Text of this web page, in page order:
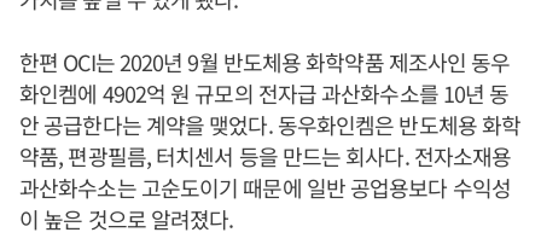
한편 OCI는 2020년 9월 반도체용 화학약품 제조사인 동우
화인켐에 4902억 원 규모의 전자급 과산화수소를 10년 동
안 공급한다는 계약을 맺었다. 동우화인켐은 반도체용 화학
약품, 편광필름, 터치센서 등을 만드는 회사다. 전자소재용
과산화수소는 고순도이기 때문에 일반 공업용보다 수익성
이 높은 것으로 알려졌다.